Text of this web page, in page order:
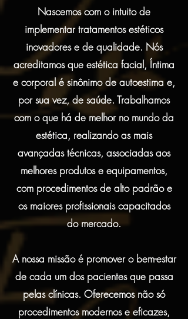
Nascemos com o intuito de
implementar tratamentos estéticos
inovadores e de qualidade. Nós
acreditamos que estética facial, Íntima
e corporal é sinônimo de autoestima e,
por sua vez, de saúde. Trabalhamos
com o que há de melhor no mundo da
estética, realizando as mais
avançadas técnicas, associadas aos
melhores produtos e equipamentos,
com procedimentos de alto padrão e
os maiores profissionais capacitados
do mercado.
A nossa missão é promover o bem-estar
de cada um dos pacientes que passa
pelas clínicas. Oferecemos não só
procedimentos modernos e eficazes,